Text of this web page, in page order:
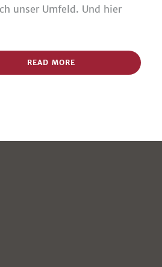
unser Umfeld. Und hier
READ MORE